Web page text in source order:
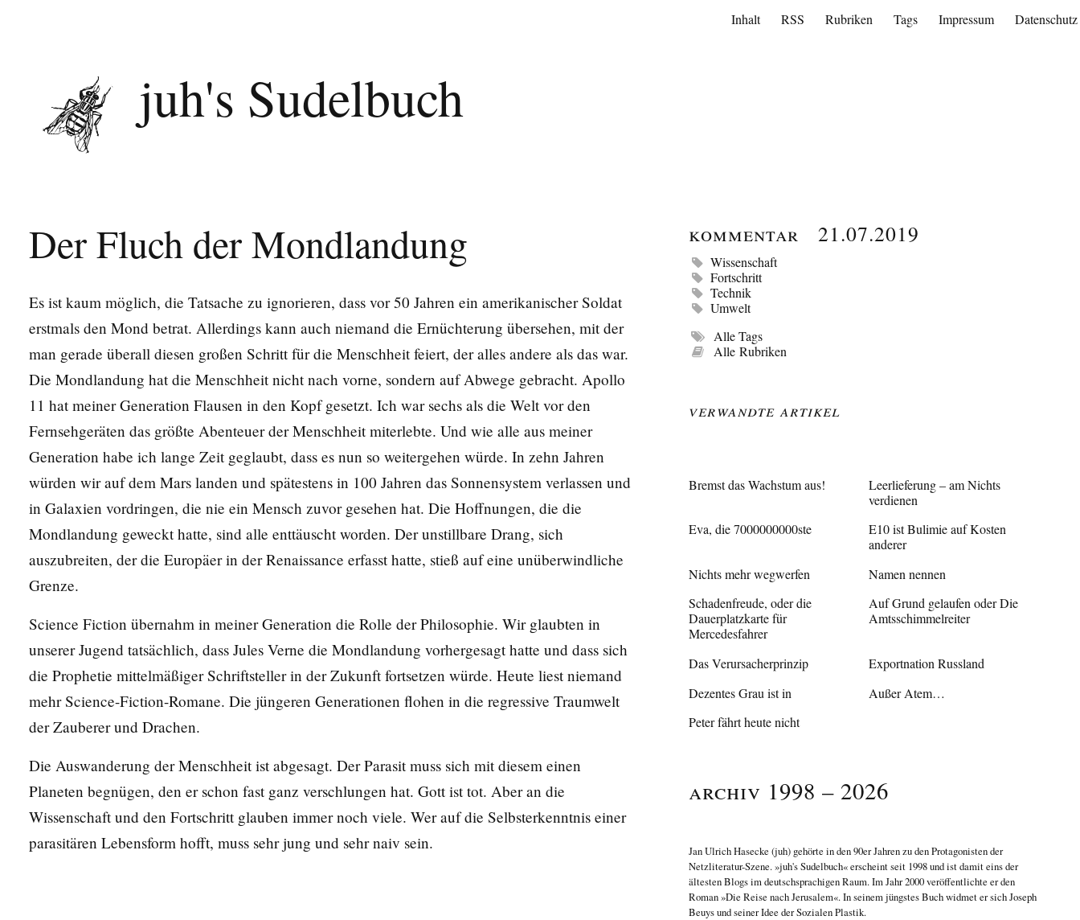
Inhalt RSS Rubriken Tags Impressum Datenschutz
juh's Sudelbuch
Der Fluch der Mondlandung
Es ist kaum möglich, die Tatsache zu ignorieren, dass vor 50 Jahren ein amerikanischer Soldat
erstmals den Mond betrat. Allerdings kann auch niemand die Ernüchterung übersehen, mit der
man gerade überall diesen großen Schritt für die Menschheit feiert, der alles andere als das war.
Die Mondlandung hat die Menschheit nicht nach vorne, sondern auf Abwege gebracht. Apollo
11 hat meiner Generation Flausen in den Kopf gesetzt. Ich war sechs als die Welt vor den
Fernsehgeräten das größte Abenteuer der Menschheit miterlebte. Und wie alle aus meiner
Generation habe ich lange Zeit geglaubt, dass es nun so weitergehen würde. In zehn Jahren
würden wir auf dem Mars landen und spätestens in 100 Jahren das Sonnensystem verlassen und
in Galaxien vordringen, die nie ein Mensch zuvor gesehen hat. Die Hoffnungen, die die
Mondlandung geweckt hatte, sind alle enttäuscht worden. Der unstillbare Drang, sich
auszubreiten, der die Europäer in der Renaissance erfasst hatte, stieß auf eine unüberwindliche
Grenze.
Science Fiction übernahm in meiner Generation die Rolle der Philosophie. Wir glaubten in
unserer Jugend tatsächlich, dass Jules Verne die Mondlandung vorhergesagt hatte und dass sich
die Prophetie mittelmäßiger Schriftsteller in der Zukunft fortsetzen würde. Heute liest niemand
mehr Science-Fiction-Romane. Die jüngeren Generationen flohen in die regressive Traumwelt
der Zauberer und Drachen.
Die Auswanderung der Menschheit ist abgesagt. Der Parasit muss sich mit diesem einen
Planeten begnügen, den er schon fast ganz verschlungen hat. Gott ist tot. Aber an die
Wissenschaft und den Fortschritt glauben immer noch viele. Wer auf die Selbsterkenntnis einer
parasitären Lebensform hofft, muss sehr jung und sehr naiv sein.
Kommentar 21.07.2019
Wissenschaft
Fortschritt
Technik
Umwelt
Alle Tags
Alle Rubriken
Verwandte Artikel
Bremst das Wachstum aus!
Leerlieferung – am Nichts
verdienen
Eva, die 7000000000ste
E10 ist Bulimie auf Kosten
anderer
Nichts mehr wegwerfen
Namen nennen
Schadenfreude, oder die
Dauerplatzkarte für
Mercedesfahrer
Auf Grund gelaufen oder Die
Amtsschimmelreiter
Das Verursacherprinzip
Exportnation Russland
Dezentes Grau ist in
Außer Atem…
Peter fährt heute nicht
Archiv 1998 – 2026
Jan Ulrich Hasecke (juh) gehörte in den 90er Jahren zu den Protagonisten der
Netzliteratur-Szene. »juh's Sudelbuch« erscheint seit 1998 und ist damit eins der
ältesten Blogs im deutschsprachigen Raum. Im Jahr 2000 veröffentlichte er den
Roman»Die Reise nach Jerusalem«. In seinem jüngstes Buch widmet er sichJoseph
Beuys und seiner Idee der Sozialen Plastik.